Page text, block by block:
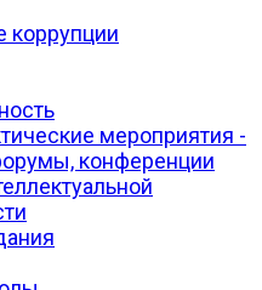
коррупции
мероприятия -
конференции